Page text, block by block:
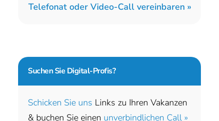
Telefonat oder Video-Call vereinbaren »
Suchen Sie Digital-Profis?
Schicken Sie uns Links zu Ihren Vakanzen
& buchen Sie einen unverbindlichen Call »